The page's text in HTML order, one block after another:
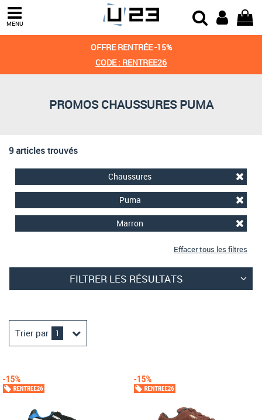
MENU
OFFRE RENTRÉE -15%
CODE : RENTREE26
PROMOS CHAUSSURES PUMA
9 articles trouvés
Chaussures
Puma
Marron
Effacer tous les filtres
FILTRER LES RÉSULTATS
Trier par 1
Trier par
Derniers arrivages
Meilleures remises